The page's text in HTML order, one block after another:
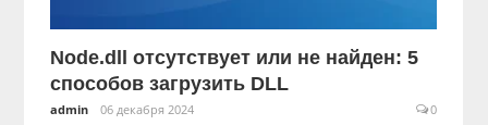
Node.dll отсутствует или не найден: 5
способов загрузить DLL
admin 06 декабря 2024 0